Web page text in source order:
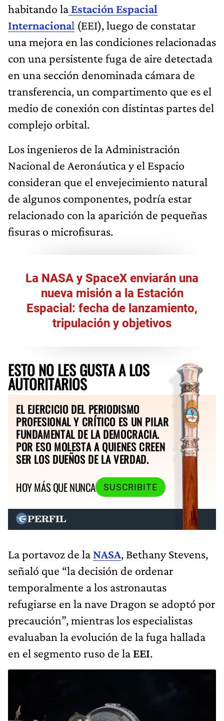
habitando la Estación Espacial
Internacional (EEI), luego de constatar
una mejora en las condiciones relacionadas
con una persistente fuga de aire detectada
en una sección denominada cámara de
transferencia, un compartimento que es el
medio de conexión con distintas partes del
complejo orbital.
Los ingenieros de la Administración
Nacional de Aeronáutica y el Espacio
consideran que el envejecimiento natural
de algunos componentes, podría estar
relacionado con la aparición de pequeñas
fisuras o microfisuras.
La NASA y SpaceX enviarán una
nueva misión a la Estación
Espacial: fecha de lanzamiento,
tripulación y objetivos
ESTO NO LES GUSTA A LOS
AUTORITARIOS
EL EJERCICIO DEL PERIODISMO
PROFESIONAL Y CRÍTICO ES UN PILAR
FUNDAMENTAL DE LA DEMOCRACIA.
POR ESO MOLESTA A QUIENES CREEN
SER LOS DUEÑOS DE LA VERDAD.
HOY MÁS QUE NUNCA
SUSCRIBITE
La portavoz de la NASA, Bethany Stevens,
señaló que “la decisión de ordenar
temporalmente a los astronautas
refugiarse en la nave Dragon se adoptó por
precaución”, mientras los especialistas
evaluaban la evolución de la fuga hallada
en el segmento ruso de la EEI.